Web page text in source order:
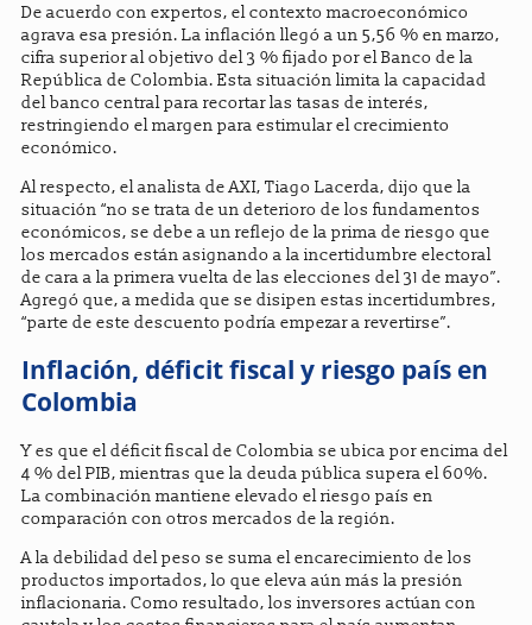
De acuerdo con expertos, el contexto macroeconómico
agrava esa presión. La inflación llegó a un 5,56 % en marzo,
cifra superior al objetivo del 3 % fijado por el Banco de la
República de Colombia. Esta situación limita la capacidad
del banco central para recortar las tasas de interés,
restringiendo el margen para estimular el crecimiento
económico.
Al respecto, el analista de AXI, Tiago Lacerda, dijo que la
situación “no se trata de un deterioro de los fundamentos
económicos, se debe a un reflejo de la prima de riesgo que
los mercados están asignando a la incertidumbre electoral
de cara a la primera vuelta de las elecciones del 31 de mayo”.
Agregó que, a medida que se disipen estas incertidumbres,
“parte de este descuento podría empezar a revertirse”.
Inflación, déficit fiscal y riesgo país en
Colombia
Y es que el déficit fiscal de Colombia se ubica por encima del
4 % del PIB, mientras que la deuda pública supera el 60%.
La combinación mantiene elevado el riesgo país en
comparación con otros mercados de la región.
A la debilidad del peso se suma el encarecimiento de los
productos importados, lo que eleva aún más la presión
inflacionaria. Como resultado, los inversores actúan con